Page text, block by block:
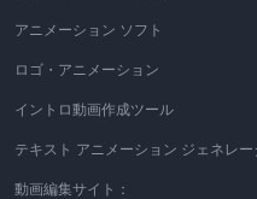
アニメーション ソフト
ロゴ・アニメーション
イントロ動画作成ツール
テキスト アニメーション ジェネレー
動画編集サイト：